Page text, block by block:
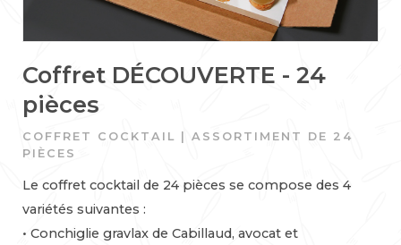
Coffret DÉCOUVERTE - 24
pièces
COFFRET COCKTAIL | ASSORTIMENT DE 24
PIÈCES
Le coffret cocktail de 24 pièces se compose des 4
variétés suivantes :
• Conchiglie gravlax de Cabillaud, avocat et